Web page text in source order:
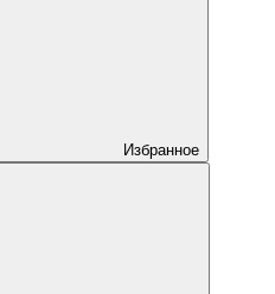
Избранное